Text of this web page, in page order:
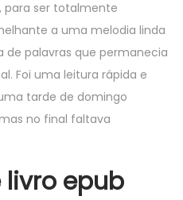
para ser totalmente
a uma melodia linda
de palavras que permanecia
Foi uma leitura rápida e
tarde de domingo
no final faltava
livro epub